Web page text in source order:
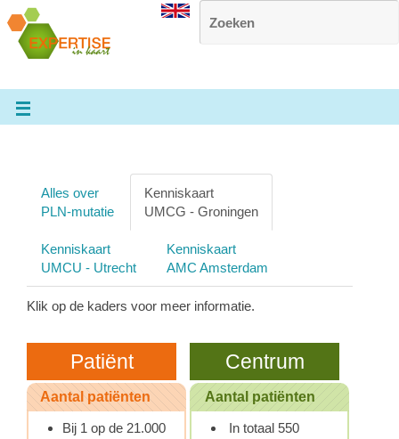
Alles over
PLN-mutatie
Kenniskaart
UMCG - Groningen
Kenniskaart
UMCU - Utrecht
Kenniskaart
AMC Amsterdam
Klik op de kaders voor meer informatie.
Aantal patiënten
Bij 1 op de 21.000
Aantal patiënten
In totaal 550
Patiënt Centrum